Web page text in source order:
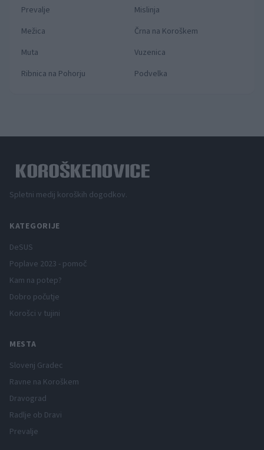
Prevalje
Mislinja
Mežica
Črna na Koroškem
Muta
Vuzenica
Ribnica na Pohorju
Podvelka
Spletni medij koroških dogodkov.
KATEGORIJE
DeSUS
Poplave 2023 - pomoč
Kam na potep?
Dobro počutje
Korošci v tujini
MESTA
Slovenj Gradec
Ravne na Koroškem
Dravograd
Radlje ob Dravi
Prevalje